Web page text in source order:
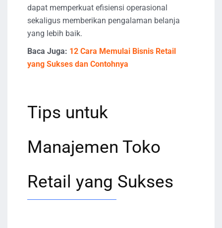
dapat memperkuat efisiensi operasional
sekaligus memberikan pengalaman belanja
yang lebih baik.
Baca Juga: 12 Cara Memulai Bisnis Retail
yang Sukses dan Contohnya
Tips untuk
Manajemen Toko
Retail yang Sukses